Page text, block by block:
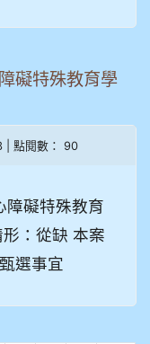
礙特殊教育學
點閱數： 90
障礙特殊教育
：從缺 本案
選事宜